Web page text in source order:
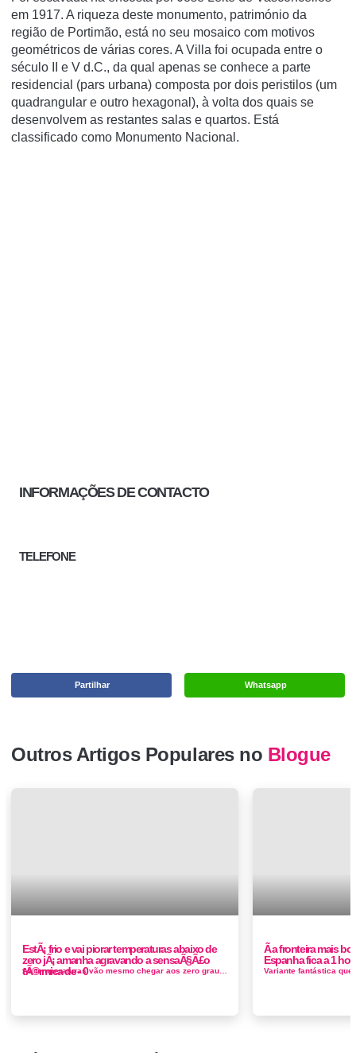
em 1917. A riqueza deste monumento, património da
região de Portimão, está no seu mosaico com motivos
geométricos de várias cores. A Villa foi ocupada entre o
século II e V d.C., da qual apenas se conhece a parte
residencial (pars urbana) composta por dois peristilos (um
quadrangular e outro hexagonal), à volta dos quais se
desenvolvem as restantes salas e quartos. Está
classificado como Monumento Nacional.
INFORMAÇÕES DE CONTACTO
TELEFONE
Whatsapp
Partilhar
Outros Artigos Populares no Blogue
EstÃ¡ frio e vai piorar temperaturas abaixo de
zero jÃ¡ amanha agravando a sensaÃ§Ã£o
tÃ©rmica de - 0
As temperaturas vão mesmo chegar aos zero graus em vários pontos do País e os termómetros descer até valores negati...
Ã a fronteira mais
Espanha fica a 1